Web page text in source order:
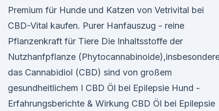
Premium für Hunde und Katzen von Vetrivital bei
CBD-Vital kaufen. Purer Hanfauszug - reine
Pflanzenkraft für Tiere Die Inhaltsstoffe der
Nutzhanfpflanze
das Cannabidiol (CBD) sind von großem
gesundheitlichem I CBD Öl bei Epilepsie Hund -
Erfahrungsberichte & Wirkung CBD Öl bei Epilepsie